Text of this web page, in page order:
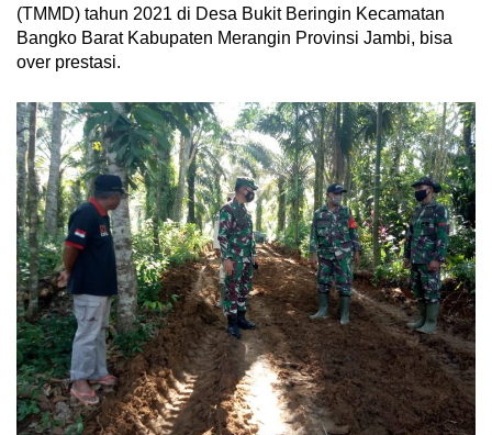
(TMMD) tahun 2021 di Desa Bukit Beringin Kecamatan
Bangko Barat Kabupaten Merangin Provinsi Jambi, bisa
over prestasi.